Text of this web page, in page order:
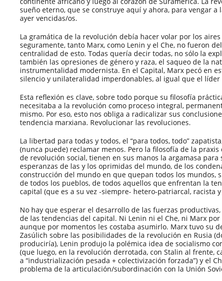
sueño eterno, que se construye aquí y ahora, para vengar a
ayer vencidas/os.
La gramática de la revolución debía hacer volar por los
seguramente, tanto Marx, como Lenin y el Che, no fueron
centralidad de esto. Todas quería decir todas, no sólo la
también las opresiones de género y raza, el saqueo de la
instrumentalidad modernista. En el Capital, Marx pecó en
silencio y unilateralidad imperdonables, al igual que el líder
Esta reflexión es clave, sobre todo porque su filosofía
necesitaba a la revolución como proceso integral,
mismo. Por eso, esto nos obliga a radicalizar sus
tendencia marxiana. Revolucionar las revoluciones.
La libertad para todas y todos, el “para todos, todo”
(nunca puede) reclamar menos. Pero la filosofía de la
de revolución social, tienen en sus manos la argamasa para
esperanzas de las y los oprimidas del mundo, de los
construcción del mundo en que quepan todos los mundos,
de todos los pueblos, de todos aquellos que enfrentan la
capital (que es a su vez -siempre- hetero-patriarcal, racista
No hay que esperar el desarrollo de las fuerzas
de las tendencias del capital. Ni Lenin ni el Che, ni Marx por
aunque por momentos les costaba asumirlo. Marx tuvo su
Zasúlich sobre las posibilidades de la revolución en Rusia
produciría), Lenin produjo la polémica idea de socialismo
(que luego, en la revolución derrotada, con Stalin al frente,
a “industrialización pesada + colectivización forzada”) y el
problema de la articulación/subordinación con la Unión